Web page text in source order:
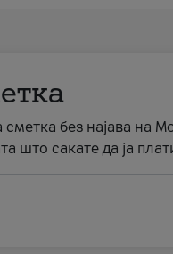
сметка без најава на
што сакате да ја